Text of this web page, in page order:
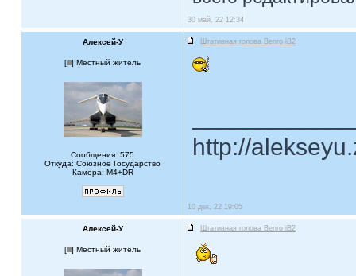
30 май, 22 12:34
Алексей-У Штативная голова Benro iB2
[ ] Местный житель
Сообщения: 575
Откуда: Союзное Государство
Камера: M4+DR
http://
10 дек, 22 19:05
Алексей-У Штативная голова Benro iB2
[ ] Местный житель